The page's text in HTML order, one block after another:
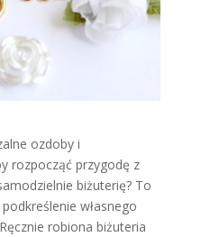
ozdoby i
rozpocząć przygodę z
biżuterię? To
własnego
robiona biżuteria